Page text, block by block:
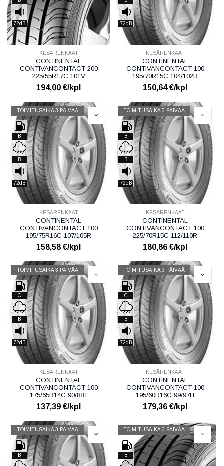
72dB
KESÄRENKAAT
CONTINENTAL
CONTIVANCONTACT 200
225/55R17C 101V
194,00 €/kpl
72dB
KESÄRENKAAT
CONTINENTAL
CONTIVANCONTACT 100
195/70R15C 104/102R
150,64€/kpl
TOIMITUSAIKA 3 PÄIVÄÄ
B
B
72dB
KESÄRENKAAT
CONTINENTAL
CONTIVANCONTACT 100
195/75R16C 107/105R
158,58 €/kpl
TOIMITUSAIKA 3 PÄIVÄÄ
B
B
72dB
KESÄRENKAAT
CONTINENTAL
CONTIVANCONTACT 100
225/70R15C 112/110R
180,86 €/kpl
TOIMITUSAIKA 3 PÄIVÄÄ
C
B
72dB
KESÄRENKAAT
CONTINENTAL
CONTIVANCONTACT 100
175/65R14C 90/88T
137,39 €/kpl
TOIMITUSAIKA 3 PÄIVÄÄ
C
B
72dB
KESÄRENKAAT
CONTINENTAL
CONTIVANCONTACT 100
195/60R16C 99/97H
179,36 €/kpl
TOIMITUSAIKA 3 PÄIVÄÄ
B
TOIMITUSAIKA 3 PÄIVÄÄ
B